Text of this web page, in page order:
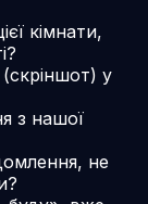
кімнати,
у
з нашої
не